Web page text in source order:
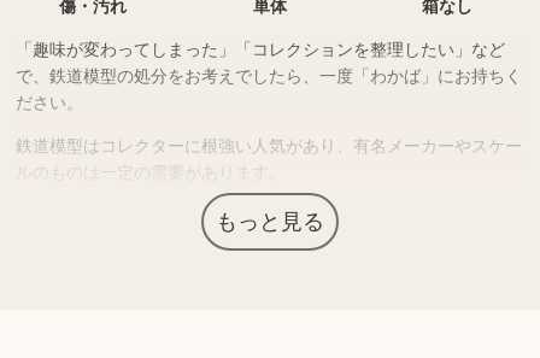
傷・汚れ 単体 箱なし
「趣味が変わってしまった」「コレクションを整理したい」など
で、鉄道模型の処分をお考えでしたら、一度「わかば」にお持ちく
ださい。
鉄道模型はコレクターに根強い人気があり、有名メーカーやスケー
ルのものは一定の需要があります。
無料で査定可能ですので、是非査定だけでもご利用ください。
もっと見る